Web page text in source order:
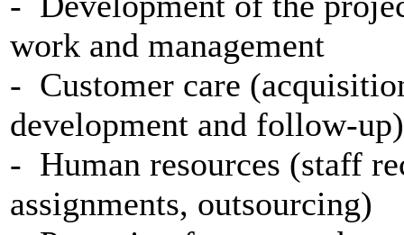
work and management
- Customer care
development and follow-up)
- Human resources (staff
assignments, outsourcing)